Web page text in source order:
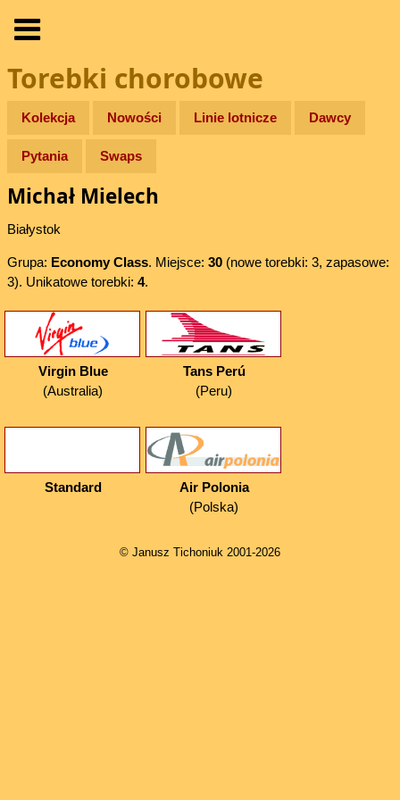
Torebki chorobowe
Kolekcja Nowości Linie lotnicze Dawcy
Pytania Swaps
Michał Mielech
Białystok
Grupa: Economy Class. Miejsce: 30(nowe torebki: 3, zapasowe:
3). Unikatowe torebki: 4.
Virgin Blue
(Australia)
Tans Perú
(Peru)
Standard
Air Polonia
(Polska)
© Janusz Tichoniuk 2001-2026